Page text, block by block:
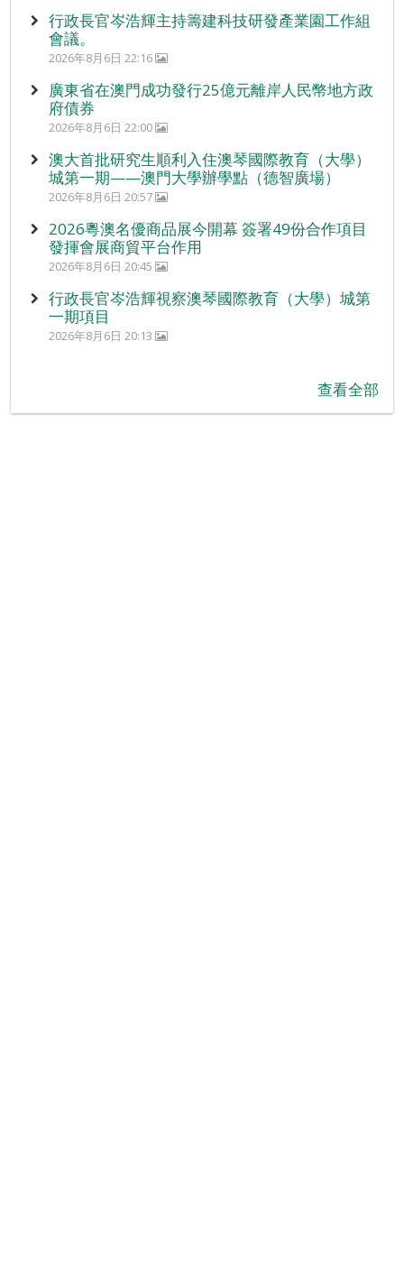
行政長官岑浩輝主持籌建科技研發產業園工作組
會議。
2026年8月6日 22:16
廣東省在澳門成功發行25億元離岸人民幣地方政
府債券
2026年8月6日 22:00
澳大首批研究生順利入住澳琴國際教育（大學）
城第一期——澳門大學辦學點（德智廣場）
2026年8月6日 20:57
2026粵澳名優商品展今開幕 簽署49份合作項目
發揮會展商貿平台作用
2026年8月6日 20:45
行政長官岑浩輝視察澳琴國際教育（大學）城第
一期項目
2026年8月6日 20:13
查看全部